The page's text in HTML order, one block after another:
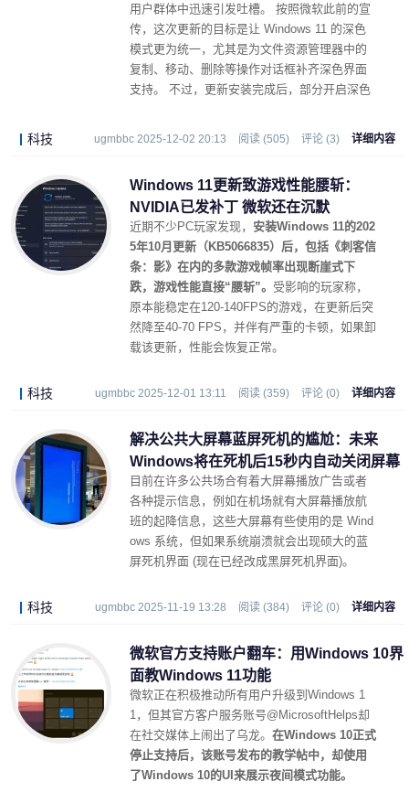
用户群体中迅速引发吐槽。 按照微软此前的宣
传，这次更新的目标是让 Windows 11 的深色
模式更为统一，尤其是为文件资源管理器中的
复制、移动、删除等操作对话框补齐深色界面
支持。 不过，更新安装完成后，部分开启深色
会先被一整块空白白屏“闪”一下，然后才看到文
科技 ugmbbc 2025-12-02 20:13 阅读 (505) 评论 (3) 详细内容
Windows 11更新致游戏性能腰斩：
NVIDIA已发补丁 微软还在沉默
近期不少PC玩家发现， 安装Windows 11的202
5年10月更新（KB5066835）后，包括《刺客信
条：影》在内的多款游戏帧率出现断崖式下
跌，游戏性能直接“腰斩”。 受影响的玩家称，
原本能稳定在120-140FPS的游戏，在更新后突
然降至40-70 FPS，并伴有严重的卡顿，如果卸
载该更新，性能会恢复正常。
科技 ugmbbc 2025-12-01 13:11 阅读 (359) 评论 (0) 详细内容
解决公共大屏幕蓝屏死机的尴尬：未来
Windows将在死机后15秒内自动关闭屏幕
目前在许多公共场合有着大屏幕播放广告或者
各种提示信息，例如在机场就有大屏幕播放航
班的起降信息，这些大屏幕有些使用的是 Wind
ows 系统，但如果系统崩溃就会出现硕大的蓝
屏死机界面 (现在已经改成黑屏死机界面)。
科技 ugmbbc 2025-11-19 13:28 阅读 (384) 评论 (0) 详细内容
微软官方支持账户翻车：用Windows 10界
面教Windows 11功能
微软正在积极推动所有用户升级到Windows 1
1，但其官方客户服务账号@MicrosoftHelps却
在社交媒体上闹出了乌龙。 在Windows 10正式
停止支持后，该账号发布的教学帖中，却使用
了Windows 10的UI来展示夜间模式功能。